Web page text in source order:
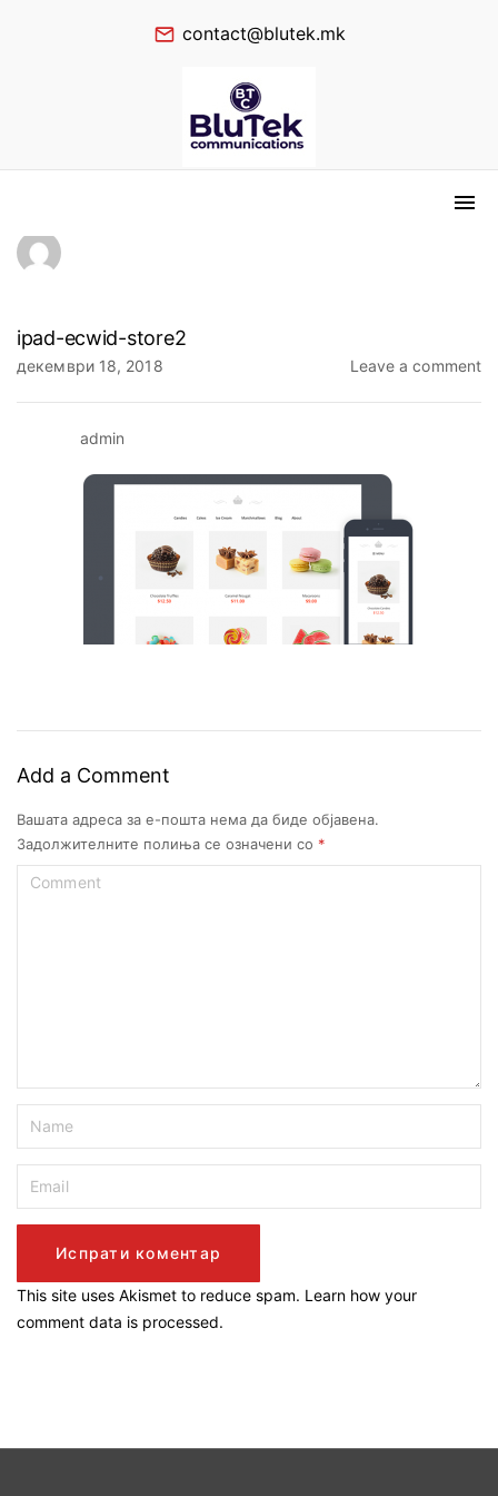
contact@blutek.mk
ipad-ecwid-store2
декември 18, 2018 Leave a comment
admin
Add a Comment
Вашата адреса за е-пошта нема да биде објавена.
Задолжителните полиња се означени со *
This site uses Akismet to reduce spam. Learn how your
comment data is processed.